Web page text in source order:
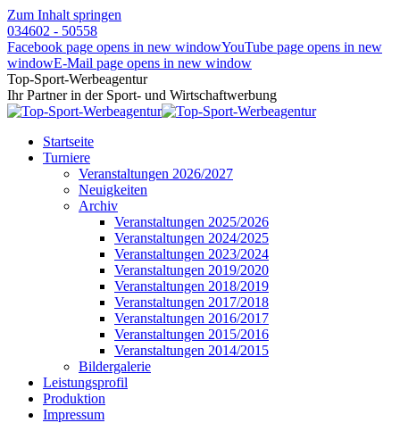
Zum Inhalt springen
034602 - 50558
Facebook page opens in new windowYouTube page opens in new
windowE-Mail page opens in new window
Top-Sport-Werbeagentur
Ihr Partner in der Sport- und Wirtschaftwerbung
Startseite
Turniere
Veranstaltungen 2026/2027
Neuigkeiten
Archiv
Veranstaltungen 2025/2026
Veranstaltungen 2024/2025
Veranstaltungen 2023/2024
Veranstaltungen 2019/2020
Veranstaltungen 2018/2019
Veranstaltungen 2017/2018
Veranstaltungen 2016/2017
Veranstaltungen 2015/2016
Veranstaltungen 2014/2015
Bildergalerie
Leistungsprofil
Produktion
Impressum